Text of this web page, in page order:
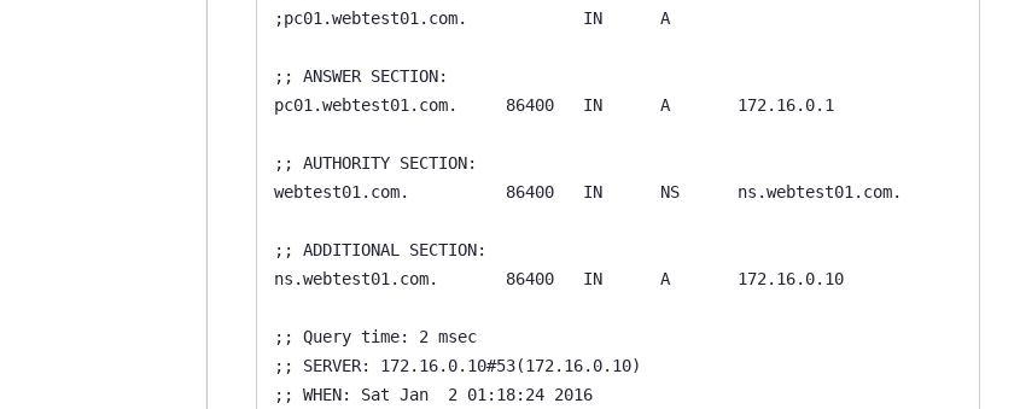
;pc01.webtest01.com.            IN      A
;; ANSWER SECTION:
pc01.webtest01.com.     86400   IN      A       172.16.0.1
;; AUTHORITY SECTION:
webtest01.com.          86400   IN      NS      ns.webtest01.com.
;; ADDITIONAL SECTION:
ns.webtest01.com.       86400   IN      A       172.16.0.10
;; Query time: 2 msec
;; SERVER: 172.16.0.10#53(172.16.0.10)
;; WHEN: Sat Jan  2 01:18:24 2016